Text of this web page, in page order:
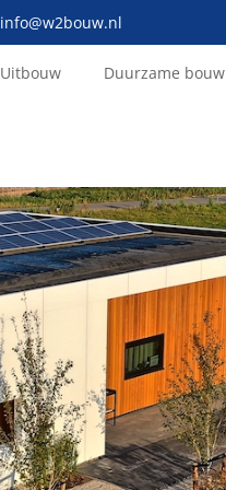
info@w2bouw.nl
Uitbouw Duurzame bouw